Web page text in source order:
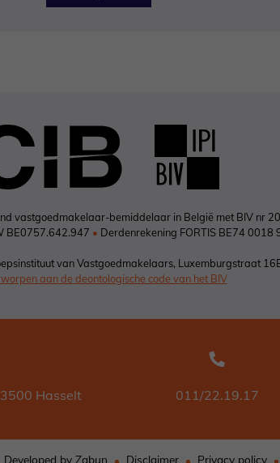
vastgoedmakelaar-bemiddelaar in België met BIV nr
BE0757.642.947 • Derdenrekening FORTIS BE74 0018
van Vastgoedmakelaars, Luxemburgstraat
aan de deontologische code van het BIV
Hasselt 011/22.19.17
Developed by Zabun Disclaimer Privacy policy